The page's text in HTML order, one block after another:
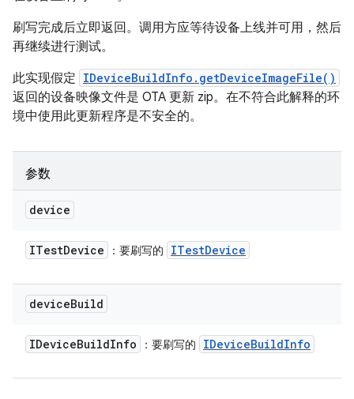
刷写完成后立即返回。调用方应等待设备上线并可用，然后
再继续进行测试。
此实现假定 IDeviceBuildInfo.getDeviceImageFile()
返回的设备映像文件是 OTA 更新 zip。在不符合此解释的环
境中使用此更新程序是不安全的。
参数
device
ITestDevice ：要刷写的 ITestDevice
deviceBuild
IDeviceBuildInfo ：要刷写的 IDeviceBuildInfo